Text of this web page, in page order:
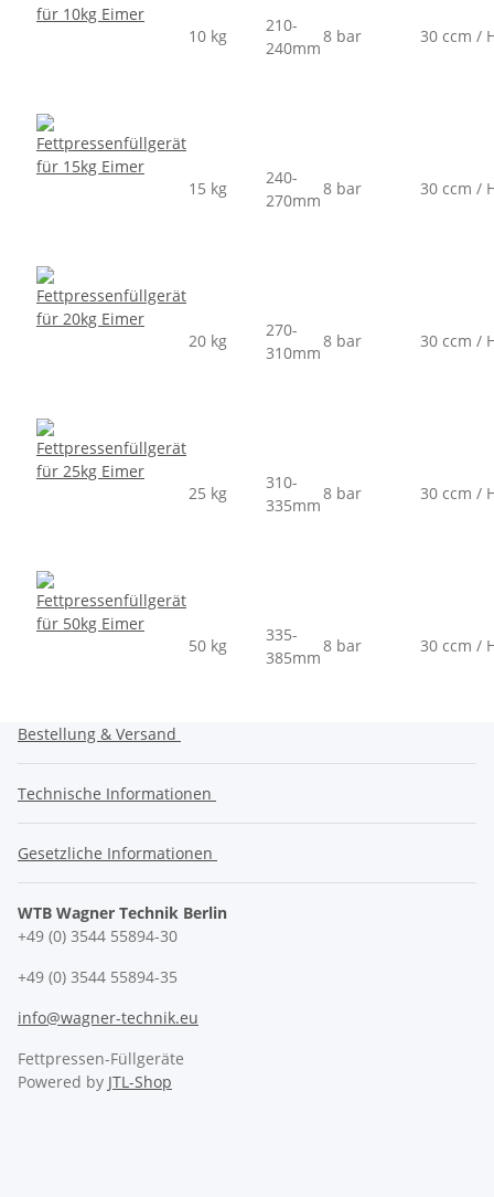
10 kg
210-
240mm
8 bar 30 ccm /
15 kg
240-
270mm
8 bar 30 ccm /
20 kg
270-
310mm
8 bar 30 ccm /
25 kg
310-
335mm
8 bar 30 ccm /
50 kg
335-
385mm
8 bar 30 ccm /
Bestellung & Versand
Technische Informationen
Gesetzliche Informationen
WTB Wagner Technik Berlin
+49 (0) 3544 55894-30
+49 (0) 3544 55894-35
info@wagner-technik.eu
Fettpressen-Füllgeräte
Powered by JTL-Shop